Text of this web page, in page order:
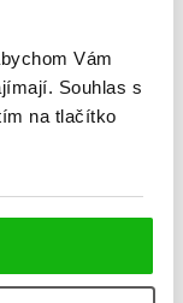
Vám
Souhlas s
na tlačítko